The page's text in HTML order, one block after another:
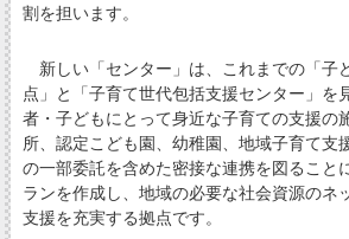
割を担います。
新しい「センター」は、これまでの「子
点」と「子育て世代包括支援センター」を
者・子どもにとって身近な子育ての支援の
所、認定こども園、幼稚園、地域子育て支
の一部委託を含めた密接な連携を図ること
ランを作成し、地域の必要な社会資源のネ
支援を充実する拠点です。